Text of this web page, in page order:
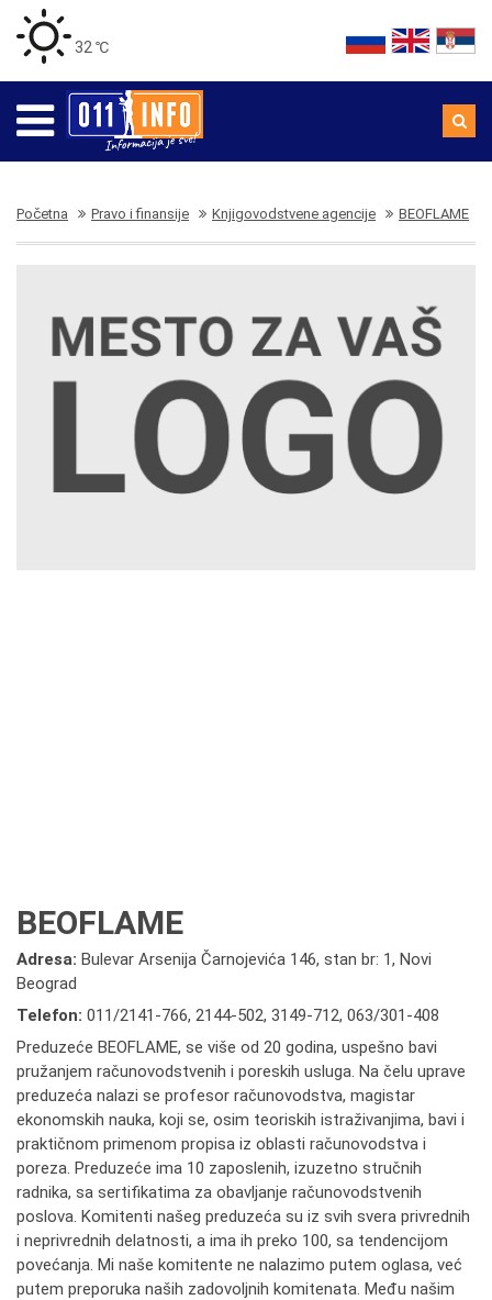
32 ℃
Početna Pravo i finansije Knjigovodstvene agencije BEOFLAME
BEOFLAME
Adresa: Bulevar Arsenija Čarnojevića 146, stan br: 1, Novi
Beograd
Telefon: 011/2141-766, 2144-502, 3149-712, 063/301-408
Preduzeće BEOFLAME, se više od 20 godina, uspešno bavi
pružanjem računovodstvenih i poreskih usluga. Na čelu uprave
preduzeća nalazi se profesor računovodstva, magistar
ekonomskih nauka, koji se, osim teoriskih istraživanjima, bavi i
praktičnom primenom propisa iz oblasti računovodstva i
poreza. Preduzeće ima 10 zaposlenih, izuzetno stručnih
radnika, sa sertifikatima za obavljanje računovodstvenih
poslova. Komitenti našeg preduzeća su iz svih svera privrednih
i neprivrednih delatnosti, a ima ih preko 100, sa tendencijom
povećanja. Mi naše komitente ne nalazimo putem oglasa, već
putem preporuka naših zadovoljnih komitenata. Među našim